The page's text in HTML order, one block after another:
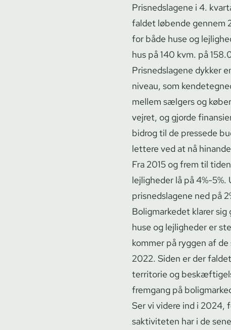
Prisnedslagene i 4.
faldet løbende gennem
for både huse og
hus på 140 kvm. på
Prisnedslagene dykker
niveau, som
mellem sælgers og
vejret, og gjorde
bidrog til de pressede
lettere ved at nå
Fra 2015 og frem til
lejligheder lå på 4%-
prisnedslagene ned på
Boligmarkedet klarer
huse og lejligheder er
kommer på ryggen af
2022. Siden er der
territorie og
fremgang på
Ser vi videre ind i 2024,
sak­ti­vi­te­ten har i de